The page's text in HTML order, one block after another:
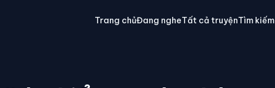
Trang chủĐang ngheTất cả truyệnTìm kiếm